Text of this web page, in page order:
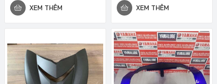
XEM THÊM XEM THÊM